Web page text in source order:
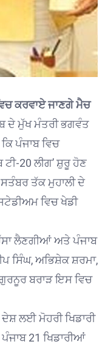
ਕਰਵਾਏ ਜਾਣਗੇ ਮੈਚ
ਦੇ ਮੁੱਖ ਮੰਤਰੀ ਭਗਵੰਤ
ਪੰਜਾਬ ਵਿਚ
20 ਲੀਗ’ ਸ਼ੁਰੂ ਹੋਣ
ਤੱਕ ਮੁਹਾਲੀ ਦੇ
ਵਿਚ ਖੇਡੀ
ਲੈਣਗੀਆਂ ਅਤੇ ਪੰਜਾਬ
ਸਿੰਘ, ਅਭਿਸ਼ੇਕ ਸ਼ਰਮਾ,
ਬਰਾੜ ਇਸ ਵਿਚ
ਲਈ ਮੋਹਰੀ ਖਿਡਾਰੀ
21 ਖਿਡਾਰੀਆਂ